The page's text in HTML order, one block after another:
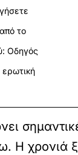
το
Οδηγός
ερωτική
Η χρονιά